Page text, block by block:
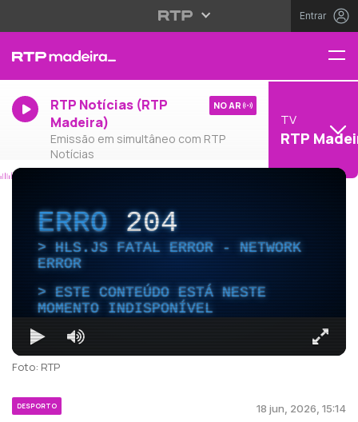
Entrar
RTP Notícias (RTP
Madeira)
Emissão em simultâneo com RTP
Notícias
NO AR
TV
RTP
ERRO204
HLS.JS FATAL ERROR - NETWORK
ERROR
ESTE CONTEÚDO ESTÁ NESTE
MOMENTO INDISPONÍVEL
Foto: RTP
DESPORTO 18 jun, 2026, 15:14